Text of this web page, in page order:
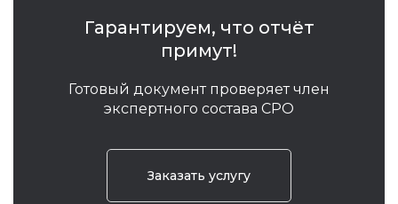
Гарантируем, что отчёт
примут!
Готовый документ проверяет член
экспертного состава СРО
Заказать услугу